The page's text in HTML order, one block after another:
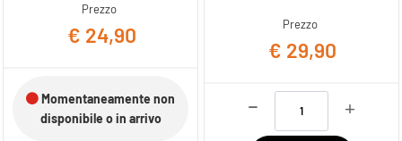
Prezzo
€ 24,90
Momentaneamente non
disponibile o in arrivo
Prezzo
€ 29,90